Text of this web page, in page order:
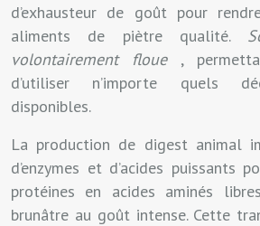
d’exhausteur de goût pour
aliments de piètre qualité.
volontairement floue ,
d’utiliser n’importe quels
disponibles.
La production de digest animal
d’enzymes et d’acides puissants
protéines en acides aminés
brunâtre au goût intense. Cette